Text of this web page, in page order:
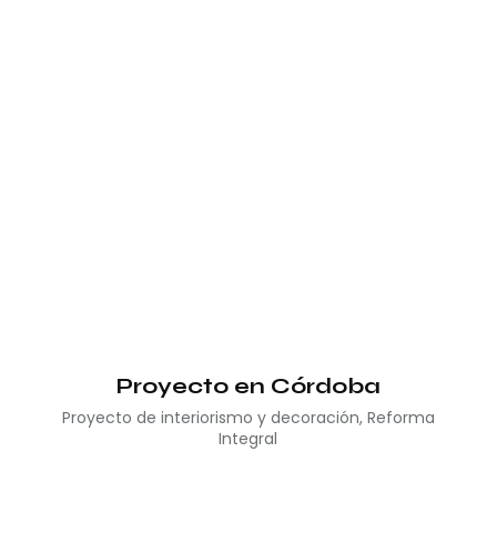
Proyecto en Córdoba
Proyecto de interiorismo y decoración, Reforma
Integral